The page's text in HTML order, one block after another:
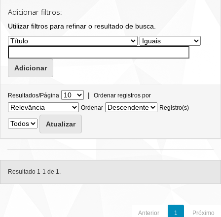
Adicionar filtros:
Utilizar filtros para refinar o resultado de busca.
Resultados/Página | Ordenar registros por
Ordenar
Registro(s)
Resultado 1-1 de 1.
Anterior 1 Próximo